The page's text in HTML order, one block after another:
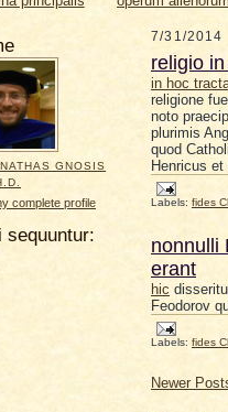
GNOSIS
complete profile
sequuntur:
7/31/2014
religio
in hoc
religione
noto
plurimis
quod
Henricus et
Labels: fides
nonnulli
erant
hic
Feodorov
Labels: fides
Newer